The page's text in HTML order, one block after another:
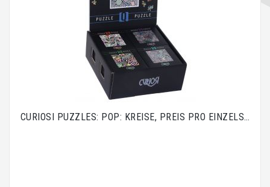
CURIOSI PUZZLES: POP: KREISE, PREIS PRO EINZELS…